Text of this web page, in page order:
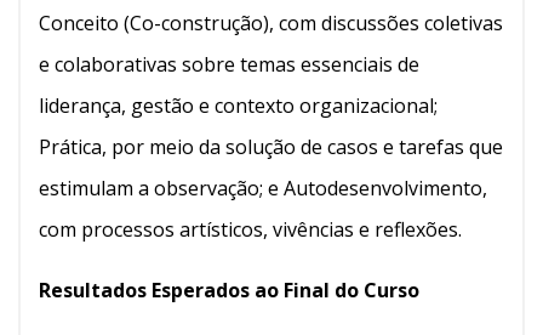
Conceito (Co-construção), com discussões coletivas
e colaborativas sobre temas essenciais de
liderança, gestão e contexto organizacional;
Prática, por meio da solução de casos e tarefas que
estimulam a observação; e Autodesenvolvimento,
com processos artísticos, vivências e reflexões.
Resultados Esperados ao Final do Curso